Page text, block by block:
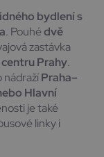
bydlení s
. Pouhédvě
zastávka
Prahy.
nádražíPraha–
Hlavní
je také
linky i